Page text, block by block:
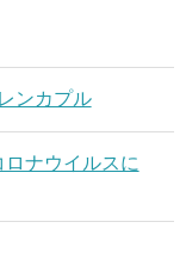
ンカプル
ロナウイルスに